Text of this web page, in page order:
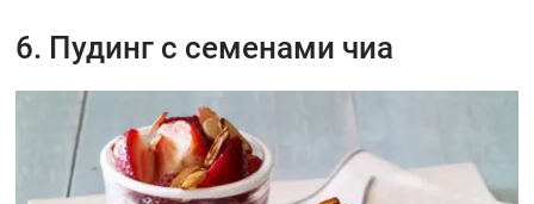
6. Пудинг с семенами чиа